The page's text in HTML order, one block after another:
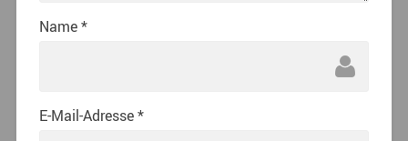
Name*
E-Mail-Adresse*